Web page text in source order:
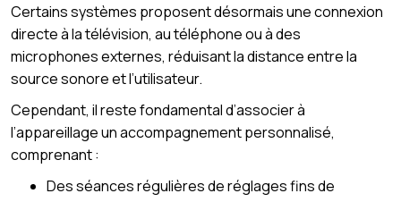
Certains systèmes proposent désormais une connexion
directe à la télévision, au téléphone ou à des
microphones externes, réduisant la distance entre la
source sonore et l’utilisateur.
Cependant, il reste fondamental d’associer à
l’appareillage un accompagnement personnalisé,
comprenant :
Des séances régulières de réglages fins de